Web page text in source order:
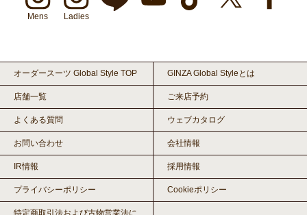
Mens Ladies
オーダースーツ Global Style TOP GINZA Global Styleとは
店舗一覧 ご来店予約
よくある質問 ウェブカタログ
お問い合わせ 会社情報
IR情報 採用情報
プライバシーポリシー Cookieポリシー
特定商取引法および古物営業法に